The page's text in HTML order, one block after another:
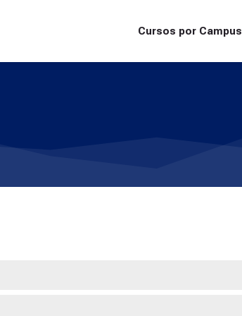
Cursos por Campus